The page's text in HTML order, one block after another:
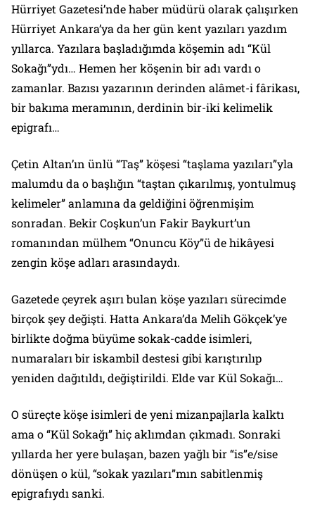
Hürriyet Gazetesi’nde haber müdürü olarak çalışırken
Hürriyet Ankara’ya da her gün kent yazıları yazdım
yıllarca. Yazılara başladığımda köşemin adı “Kül
Sokağı”ydı… Hemen her köşenin bir adı vardı o
zamanlar. Bazısı yazarının derinden alâmet-i fârikası,
bir bakıma meramının, derdinin bir-iki kelimelik
epigrafı…
Çetin Altan’ın ünlü “Taş”köşesi “taşlama yazıları”yla
malumdu da o başlığın “taştan çıkarılmış, yontulmuş
kelimeler” anlamına da geldiğini öğrenmişim
sonradan. Bekir Coşkun’un Fakir Baykurt’un
romanından mülhem “Onuncu Köy”ü de hikâyesi
zengin köşe adları arasındaydı.
Gazetede çeyrek aşırı bulan köşe yazıları sürecimde
birçok şey değişti. Hatta Ankara’da Melih Gökçek’ye
birlikte doğma büyüme sokak-cadde isimleri,
numaraları bir iskambil destesi gibi karıştırılıp
yeniden dağıtıldı, değiştirildi. Elde var Kül Sokağı…
O süreçte köşe isimleri de yeni mizanpajlarla kalktı
ama o “Kül Sokağı” hiç aklımdan çıkmadı. Sonraki
yıllarda her yere bulaşan, bazen yağlı bir “is”e/sise
dönüşen o kül, “sokak yazıları”mın sabitlenmiş
epigrafıydı sanki.